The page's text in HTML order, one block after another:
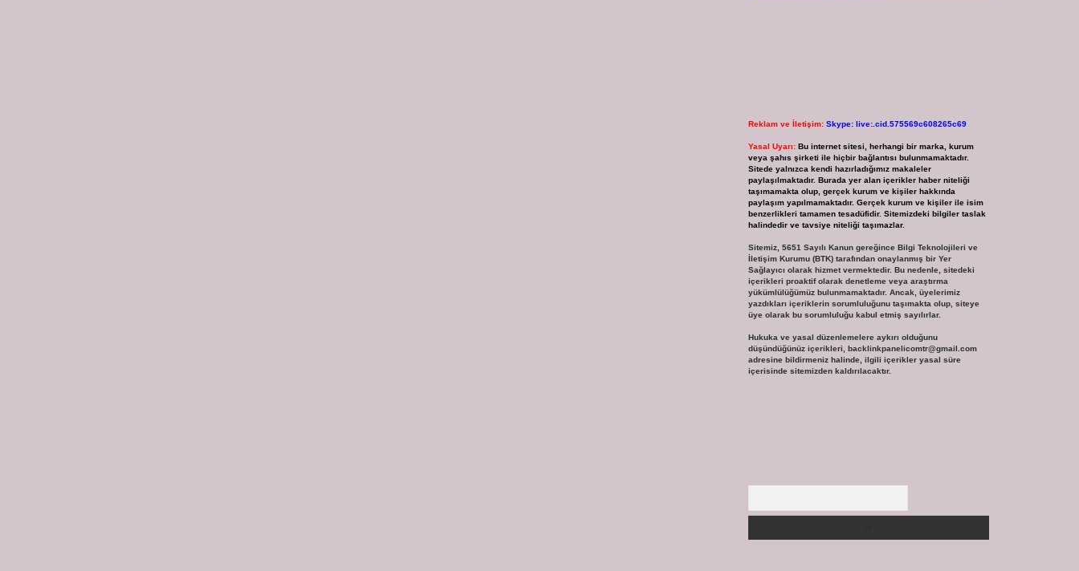
Reklam ve İletişim: Skype: live:.cid.575569c608265c69
Yasal Uyarı: Bu internet sitesi, herhangi bir marka, kurum
veya şahıs şirketi ile hiçbir bağlantısı bulunmamaktadır.
Sitede yalnızca kendi hazırladığımız makaleler
paylaşılmaktadır. Burada yer alan içerikler haber niteliği
taşımamakta olup, gerçek kurum ve kişiler hakkında
paylaşım yapılmamaktadır. Gerçek kurum ve kişiler ile isim
benzerlikleri tamamen tesadüfidir. Sitemizdeki bilgiler taslak
halindedir ve tavsiye niteliği taşımazlar.
Sitemiz, 5651 Sayılı Kanun gereğince Bilgi Teknolojileri ve
İletişim Kurumu (BTK) tarafından onaylanmış bir Yer
Sağlayıcı olarak hizmet vermektedir. Bu nedenle, sitedeki
içerikleri proaktif olarak denetleme veya araştırma
yükümlülüğümüz bulunmamaktadır. Ancak, üyelerimiz
yazdıkları içeriklerin sorumluluğunu taşımakta olup, siteye
üye olarak bu sorumluluğu kabul etmiş sayılırlar.
Hukuka ve yasal düzenlemelere aykırı olduğunu
düşündüğünüz içerikleri, backlinkpanelicomtr@gmail.com
adresine bildirmeniz halinde, ilgili içerikler yasal süre
içerisinde sitemizden kaldırılacaktır.